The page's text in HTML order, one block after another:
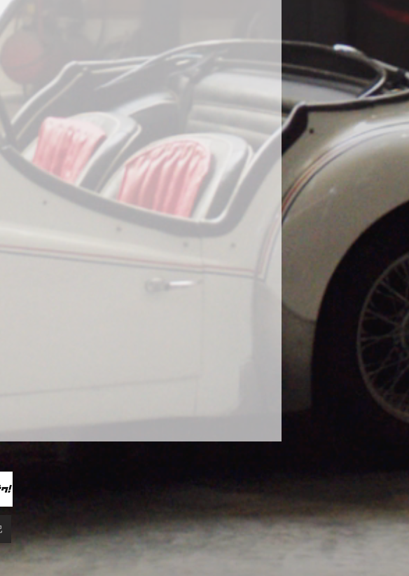
の洗濯ばさみを併用する等の工夫をしていただくとより
カバーには防水・撥水加工をしていますが、完全防水で
はありません。ビニール生地やテント生地などの完全防
水生地を使用すると、地面からの湿気でボディが錆てし
まうからです。その為あえて通気性を保つために完全防
水にはしていません。ミシンの縫い目から雨水が浸入す
ることがありますが、不良品ではありません。天気の良
い日など車もカバーをめくり換気する事をお勧めしま
す。
※オールペン車両やコーティング車両に使用する際の注
オールペンやボディコーティング直後の車両は塗膜が不
安定なためカバーの使用はお控えください。コーティン
グ剤や塗料の種類によっては、シミができる可能性があ
させてください。（現在までに46件のみ、DIYで赤色にオ
ただいた車両で、極端にサイズが小さい・大きい等の初
期不良に関しては別途商品に交換させて頂きます。
本州一律1500円
北海道・沖縄・離島は2000円
発送はゆうパックでの発送になります。土日祝・年末年
始の発送は出来ません。